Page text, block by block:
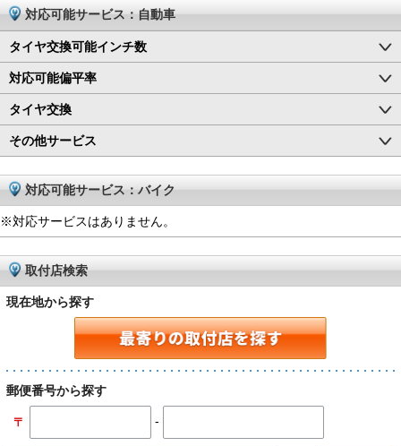
対応可能サービス：自動車
タイヤ交換可能インチ数
対応可能偏平率
タイヤ交換
その他サービス
対応可能サービス：バイク
※対応サービスはありません。
取付店検索
現在地から探す
郵便番号から探す
〒 -